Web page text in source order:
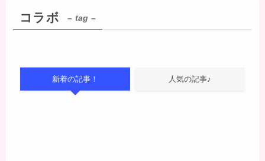
コラボ – tag –
新着の記事！ 人気の記事♪